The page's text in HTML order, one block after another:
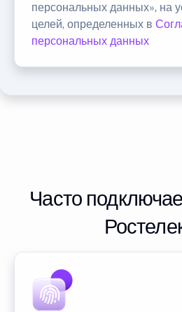
персональных данных», на
целей, определенных в
персональных данных
Часто